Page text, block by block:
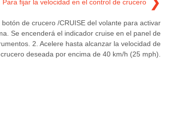
Para fijar la velocidad en el control de crucero
botón de crucero /CRUISE del volante para activar
Se encenderá el indicador cruise en el panel de
2. Acelere hasta alcanzar la velocidad de
crucero deseada por encima de 40 km/h (25 mph).